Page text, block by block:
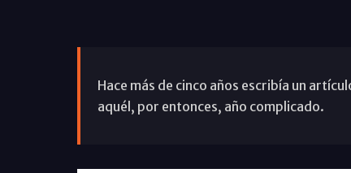
Hace más de cinco años escribía un
aquél, por entonces, año complicado.